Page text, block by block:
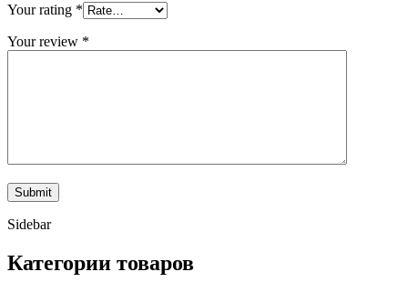
Your rating *
Your review *
Sidebar
Категории товаров